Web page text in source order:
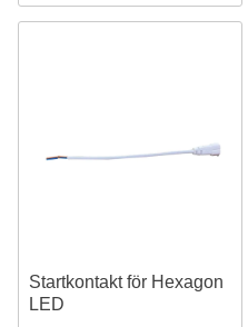
Startkontakt för Hexagon
LED